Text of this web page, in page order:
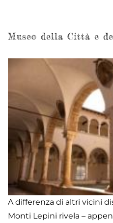
Museo della Città e
A differenza di altri vicini
Monti Lepini rivela –